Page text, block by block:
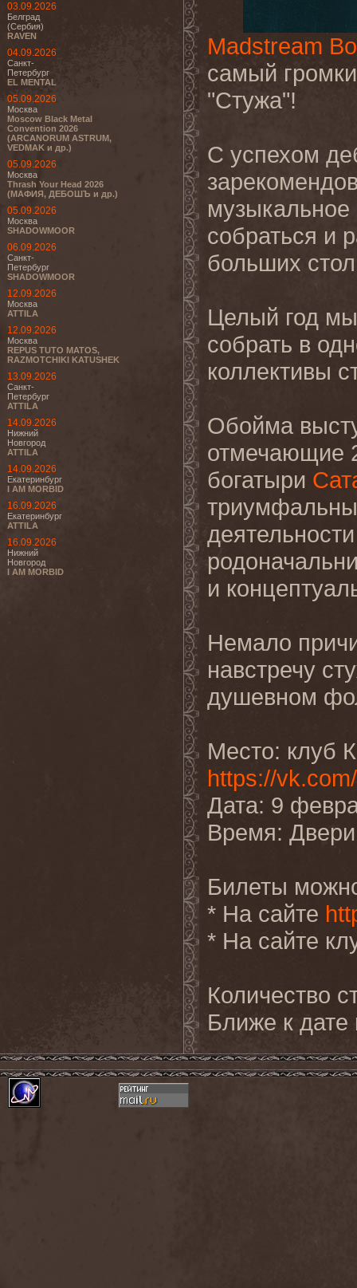
03.09.2026
Белград
(Сербия)
RAVEN
04.09.2026
Санкт-
Петербург
EL MENTAL
05.09.2026
Москва
Moscow Black Metal
Convention 2026
(ARCANORUM ASTRUM,
VEDMAK и др.)
05.09.2026
Москва
Thrash Your Head 2026
(МАФИЯ, ДЕБОШЪ и др.)
05.09.2026
Москва
SHADOWMOOR
06.09.2026
Санкт-
Петербург
SHADOWMOOR
12.09.2026
Москва
ATTILA
12.09.2026
Москва
REPUS TUTO MATOS,
RAZMOTCHIKI KATUSHEK
13.09.2026
Санкт-
Петербург
ATTILA
14.09.2026
Нижний
Новгород
ATTILA
14.09.2026
Екатеринбург
I AM MORBID
16.09.2026
Екатеринбург
ATTILA
16.09.2026
Нижний
Новгород
I AM MORBID
Madstream
самый
"Стужа"!
С успехом
собраться и
больших
Целый год
собрать в
коллективы
Обойма
отмечающие
богатыри
и
Немало
навстречу
душевном
Место: клуб
https://
Дата: 9
Время:
Билеты
* На сайте
* На сайте
Количество
Ближе к дате